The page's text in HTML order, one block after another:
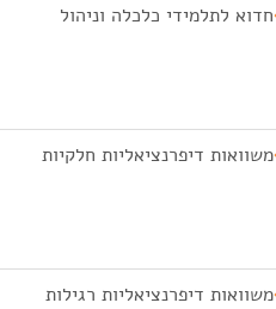
חדוא לתלמידי כלכלה וניהול
משוואות דיפרנציאליות חלקיות
משוואות דיפרנציאליות רגילות